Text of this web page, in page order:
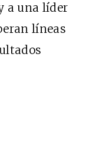
a una líder
líneas